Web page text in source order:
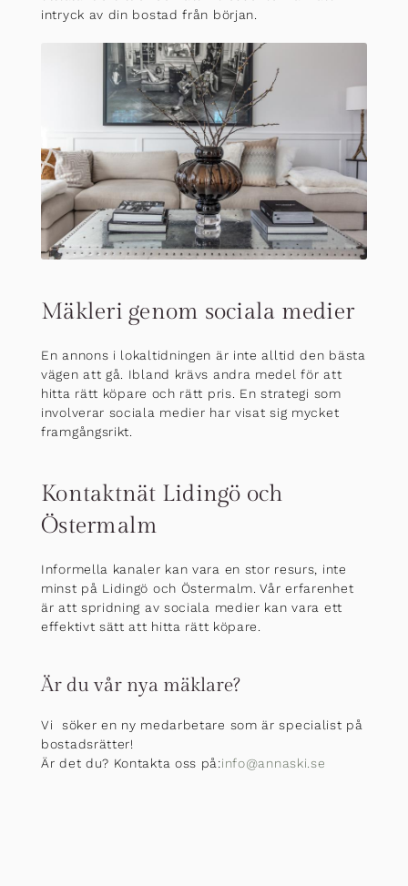
intryck av din bostad från början.
Mäkleri genom sociala medier
En annons i lokaltidningen är inte alltid den bästa
vägen att gå. Ibland krävs andra medel för att
hitta rätt köpare och rätt pris. En strategi som
involverar sociala medier har visat sig mycket
framgångsrikt.
Kontaktnät Lidingö och
Östermalm
Informella kanaler kan vara en stor resurs, inte
minst på Lidingö och Östermalm. Vår erfarenhet
är att spridning av sociala medier kan vara ett
effektivt sätt att hitta rätt köpare.
Är du vår nya mäklare?
Vi söker en ny medarbetare som är specialist på
bostadsrätter!
Är det du? Kontakta oss på:info@annaski.se